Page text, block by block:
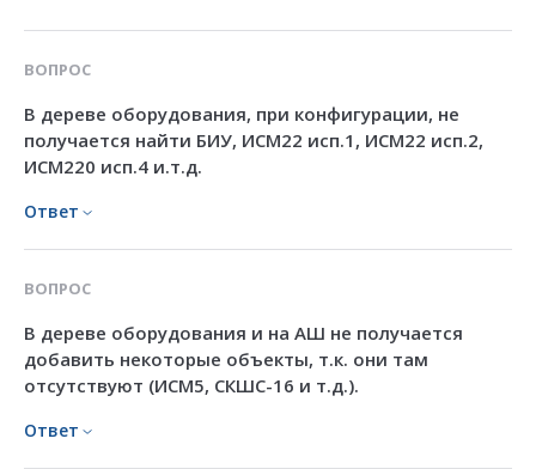
ВОПРОС
В дереве оборудования, при конфигурации, не
получается найти БИУ, ИСМ22 исп.1, ИСМ22 исп.2,
ИСМ220 исп.4 и.т.д.
Ответ
ВОПРОС
В дереве оборудования и на АШ не получается
добавить некоторые объекты, т.к. они там
отсутствуют (ИСМ5, СКШС-16 и т.д.).
Ответ